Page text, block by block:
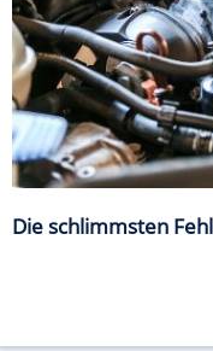
Die schlimmsten